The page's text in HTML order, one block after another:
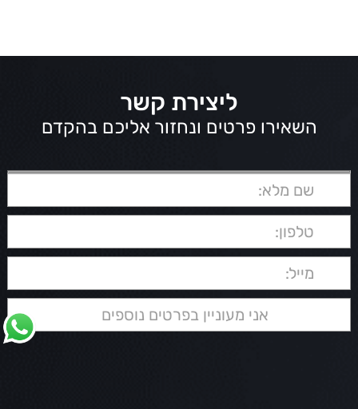
ליצירת קשר
השאירו פרטים ונחזור אליכם בהקדם